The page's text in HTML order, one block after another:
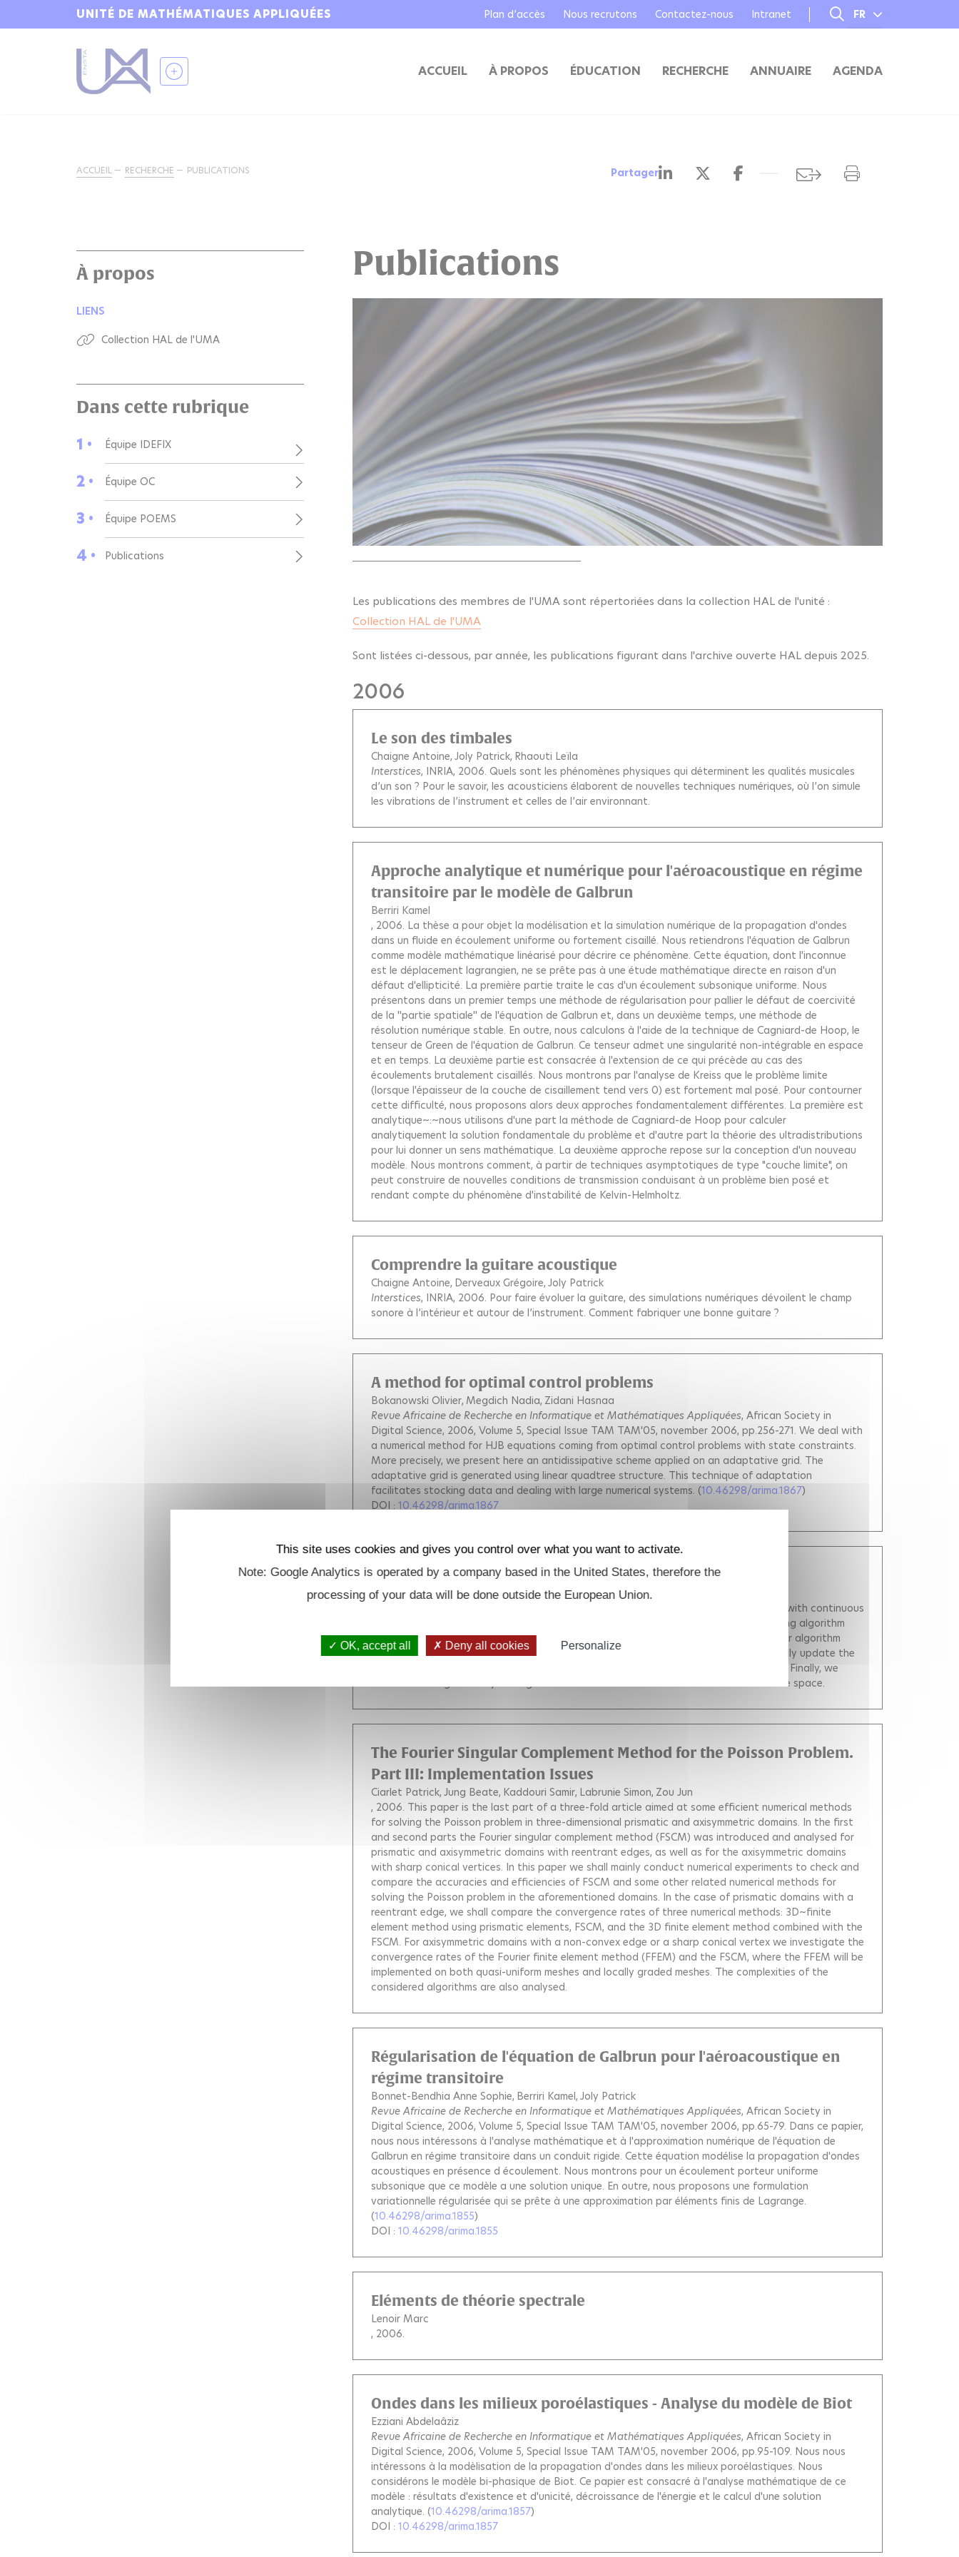
UNITÉ DE MATHÉMATIQUES APPLIQUÉES Plan d’accès Nous recrutons Contactez-nous Intranet FR
ACCUEIL
À PROPOS ÉDUCATION RECHERCHE ANNUAIRE AGENDA
ACCUEIL RECHERCHE PUBLICATIONS Partager
À propos
LIENS
Collection HAL de l'UMA
Dans cette rubrique
1 •
Équipe IDEFIX
2 • Équipe OC
3 • Équipe POEMS
4 • Publications
Publications
Les publications des membres de l'UMA sont répertoriées dans la collection HAL de l'unité :
Collection HAL de l'UMA
Sont listées ci-dessous, par année, les publications figurant dans l'archive ouverte HAL depuis 2025.
2006
Le son des timbales
Chaigne Antoine Joly Patrick Rhaouti Leïla
Interstices, INRIA, 2006. Quels sont les phénomènes physiques qui déterminent les qualités musicales
d’un son ? Pour le savoir, les acousticiens élaborent de nouvelles techniques numériques, où l’on simule
les vibrations de l’instrument et celles de l’air environnant.
Approche analytique et numérique pour l'aéroacoustique en régime
transitoire par le modèle de Galbrun
Berriri Kamel
, 2006. La thèse a pour objet la modélisation et la simulation numérique de la propagation d'ondes
dans un fluide en écoulement uniforme ou fortement cisaillé. Nous retiendrons l'équation de Galbrun
comme modèle mathématique linéarisé pour décrire ce phénomène. Cette équation, dont l'inconnue
est le déplacement lagrangien, ne se prête pas à une étude mathématique directe en raison d'un
défaut d'ellipticité. La première partie traite le cas d'un écoulement subsonique uniforme. Nous
présentons dans un premier temps une méthode de régularisation pour pallier le défaut de coercivité
de la ''partie spatiale'' de l'équation de Galbrun et, dans un deuxième temps, une méthode de
résolution numérique stable. En outre, nous calculons à l'aide de la technique de Cagniard-de Hoop, le
tenseur de Green de l'équation de Galbrun. Ce tenseur admet une singularité non-intégrable en espace
et en temps. La deuxième partie est consacrée à l'extension de ce qui précède au cas des
écoulements brutalement cisaillés. Nous montrons par l'analyse de Kreiss que le problème limite
(lorsque l'épaisseur de la couche de cisaillement tend vers 0) est fortement mal posé. Pour contourner
cette difficulté, nous proposons alors deux approches fondamentalement différentes. La première est
analytique~:~nous utilisons d'une part la méthode de Cagniard-de Hoop pour calculer
analytiquement la solution fondamentale du problème et d'autre part la théorie des ultradistributions
pour lui donner un sens mathématique. La deuxième approche repose sur la conception d'un nouveau
modèle. Nous montrons comment, à partir de techniques asymptotiques de type "couche limite", on
peut construire de nouvelles conditions de transmission conduisant à un problème bien posé et
rendant compte du phénomène d'instabilité de Kelvin-Helmholtz.
Comprendre la guitare acoustique
Chaigne Antoine Derveaux Grégoire Joly Patrick
Interstices, INRIA, 2006. Pour faire évoluer la guitare, des simulations numériques dévoilent le champ
sonore à l’intérieur et autour de l’instrument. Comment fabriquer une bonne guitare ?
A method for optimal control problems
Bokanowski Olivier Megdich Nadia Zidani Hasnaa
Revue Africaine de Recherche en Informatique et Mathématiques Appliquées, African Society in
Digital Science, 2006, Volume 5, Special Issue TAM TAM'05, november 2006, pp.256-271. We deal with
a numerical method for HJB equations coming from optimal control problems with state constraints.
More precisely, we present here an antidissipative scheme applied on an adaptative grid. The
adaptative grid is generated using linear quadtree structure. This technique of adaptation
facilitates stocking data and dealing with large numerical systems. (10.46298/arima.1867)
DOI : 10.46298/arima.1867
A Q-Learning Algorithm with Continuous State Space
Barty Kengy Girardeau Pierre Roy Jean-Sébastien Strugarek Cyrille
We study in this paper a Markov Decision Problem (MDP) with continuous
state space and discrete decision variables. We propose an extension of the Q-learning algorithm
introduced to solve this problem by Watkins in 1989 for completely discrete MDPs. Our algorithm
relies on stochastic approximation and functional estimation, and uses kernels to locally update the
Q-functions. We give a convergence proof for this algorithm under usual assumptions. Finally, we
illustrate our algorithm by solving the classical moutain car task with continuous state space.
The Fourier Singular Complement Method for the Poisson Problem.
Part III: Implementation Issues
Ciarlet Patrick Jung Beate Kaddouri Samir Labrunie Simon Zou Jun
, 2006. This paper is the last part of a three-fold article aimed at some efficient numerical methods
for solving the Poisson problem in three-dimensional prismatic and axisymmetric domains. In the first
and second parts the Fourier singular complement method (FSCM) was introduced and analysed for
prismatic and axisymmetric domains with reentrant edges, as well as for the axisymmetric domains
with sharp conical vertices. In this paper we shall mainly conduct numerical experiments to check and
compare the accuracies and efficiencies of FSCM and some other related numerical methods for
solving the Poisson problem in the aforementioned domains. In the case of prismatic domains with a
reentrant edge, we shall compare the convergence rates of three numerical methods: 3D~finite
element method using prismatic elements, FSCM, and the 3D finite element method combined with the
FSCM. For axisymmetric domains with a non-convex edge or a sharp conical vertex we investigate the
convergence rates of the Fourier finite element method (FFEM) and the FSCM, where the FFEM will be
implemented on both quasi-uniform meshes and locally graded meshes. The complexities of the
considered algorithms are also analysed.
Régularisation de l'équation de Galbrun pour l'aéroacoustique en
régime transitoire
Bonnet-Bendhia Anne Sophie Berriri Kamel Joly Patrick
Revue Africaine de Recherche en Informatique et Mathématiques Appliquées, African Society in
Digital Science, 2006, Volume 5, Special Issue TAM TAM'05, november 2006, pp.65-79. Dans ce papier,
nous nous intéressons à l'analyse mathématique et à l'approximation numérique de l'équation de
Galbrun en régime transitoire dans un conduit rigide. Cette équation modélise la propagation d'ondes
acoustiques en présence d écoulement. Nous montrons pour un écoulement porteur uniforme
subsonique que ce modèle a une solution unique. En outre, nous proposons une formulation
variationnelle régularisée qui se prête à une approximation par éléments finis de Lagrange.
(10.46298/arima.1855)
DOI : 10.46298/arima.1855
Eléments de théorie spectrale
Lenoir Marc
, 2006.
Ondes dans les milieux poroélastiques - Analyse du modèle de Biot
Ezziani Abdelaâziz
Revue Africaine de Recherche en Informatique et Mathématiques Appliquées, African Society in
Digital Science, 2006, Volume 5, Special Issue TAM TAM'05, november 2006, pp.95-109. Nous nous
intéressons à la modèlisation de la propagation d'ondes dans les milieux poroélastiques. Nous
considérons le modèle bi-phasique de Biot. Ce papier est consacré à l'analyse mathématique de ce
modèle : résultats d'existence et d'unicité, décroissance de l'énergie et le calcul d'une solution
analytique. (10.46298/arima.1857)
DOI : 10.46298/arima.1857
This site uses cookies and gives you control over what you want to activate.
Note: Google Analytics is operated by a company based in the United States, therefore the
processing of your data will be done outside the European Union.
OK, accept all Deny all cookies Personalize